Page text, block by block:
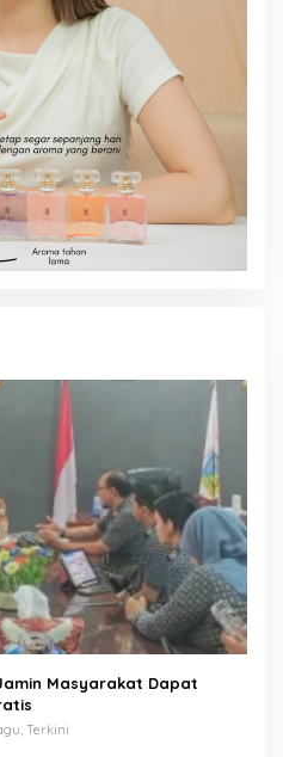
Masyarakat Dapat
Terkini